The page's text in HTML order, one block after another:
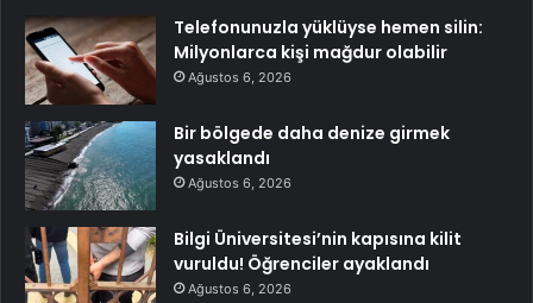
Telefonunuzla yüklüyse hemen silin:
Milyonlarca kişi mağdur olabilir
Ağustos 6, 2026
Bir bölgede daha denize girmek
yasaklandı
Ağustos 6, 2026
Bilgi Üniversitesi’nin kapısına kilit
vuruldu! Öğrenciler ayaklandı
Ağustos 6, 2026